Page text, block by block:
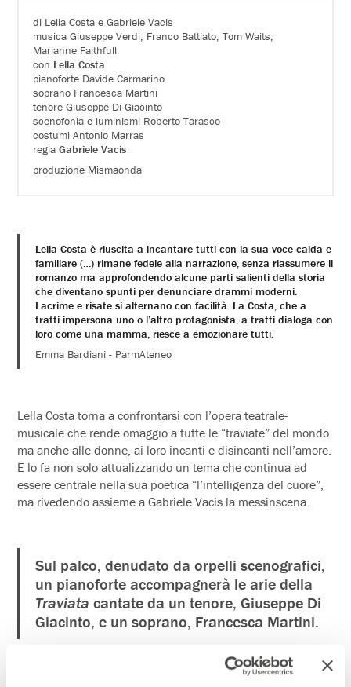
di Lella Costa e Gabriele Vacis
musica Giuseppe Verdi, Franco Battiato, Tom Waits,
Marianne Faithfull
con Lella Costa
pianoforte Davide Carmarino
soprano Francesca Martini
tenore Giuseppe Di Giacinto
scenofonia e luminismi Roberto Tarasco
costumi Antonio Marras
regia Gabriele Vacis
produzione Mismaonda
Lella Costa è riuscita a incantare tutti con la sua voce calda e
familiare (…) rimane fedele alla narrazione, senza riassumere il
romanzo ma approfondendo alcune parti salienti della storia
che diventano spunti per denunciare drammi moderni.
Lacrime e risate si alternano con facilità. La Costa, che a
tratti impersona uno o l’altro protagonista, a tratti dialoga con
loro come una mamma, riesce a emozionare tutti.
Emma Bardiani - ParmAteneo
Lella Costa torna a confrontarsi con l’opera teatrale-
musicale che rende omaggio a tutte le “traviate” del mondo
ma anche alle donne, ai loro incanti e disincanti nell’amore.
E lo fa non solo attualizzando un tema che continua ad
essere centrale nella sua poetica “l’intelligenza del cuore”,
ma rivedendo assieme a Gabriele Vacis la messinscena.
Sul palco, denudato da orpelli scenografici,
un pianoforte accompagnerà le arie della
Traviata cantate da un tenore, Giuseppe Di
Giacinto, e un soprano, Francesca Martini.